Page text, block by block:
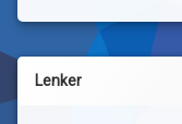
Lenker